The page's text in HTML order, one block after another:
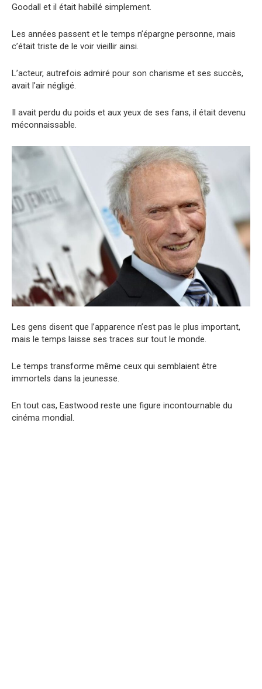
Goodall et il était habillé simplement.
Les années passent et le temps n’épargne personne, mais
c’était triste de le voir vieillir ainsi.
L’acteur, autrefois admiré pour son charisme et ses succès,
avait l’air négligé.
Il avait perdu du poids et aux yeux de ses fans, il était devenu
méconnaissable.
Les gens disent que l’apparence n’est pas le plus important,
mais le temps laisse ses traces sur tout le monde.
Le temps transforme même ceux qui semblaient être
immortels dans la jeunesse.
En tout cas, Eastwood reste une figure incontournable du
cinéma mondial.